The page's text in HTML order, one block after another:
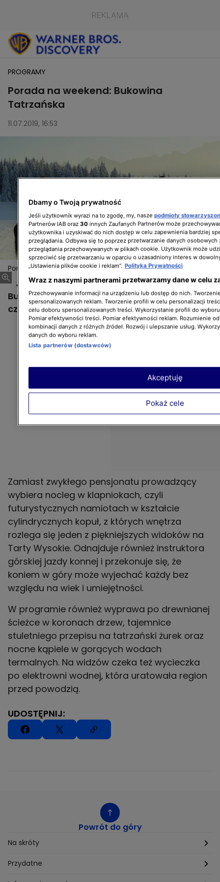
PROGRAMY
Porada na weekend: Bukowina
Tatrzańska
11.07.2019, 16:53
Porada na weekend, Jakub Porada w Bukowinie
Jakub Porada spędza weekend w
Bukownie Tatrzańskiej i pokazuje, jak krótki
czas zamienić na wielki wypoczynek.
Zamiast zwykłego pensjonatu prowadzący
wybiera nocleg w klapniokach, czyli
futurystycznych namiotach w kształcie
cylindrycznych kopuł, z których wnętrza
rozlega się jeden z piękniejszych widoków na
Tarty Wysokie. Odnajduje również instruktora
górskiej jazdy konnej i przekonuje się, że
koniem w góry może wyjechać każdy bez
względu na wiek i umiejętności.
W programie również wyprawa po drewnianej
ścieżce w koronach drzew, tajemnice
stuletniego przepisu na tatrzański żurek oraz
nocne kąpiele w gorących wodach
termalnych. Na widzów czeka też wycieczka
po elektrowni wodnej, która uratowała region
przed powodzią.
UDOSTĘPNIJ:
Powrót do góry
Na skróty
Etyka
Przydatne
Dbamy o Twoją prywatność
Jeśli użytkownik wyrazi na to zgodę, my, nasze podmioty
Partnerów IAB oraz 30 innych Zaufanych Partnerów może
użytkownika i uzyskiwać do nich dostęp w celu zapewnienia bardziej
przeglądania. Odbywa się to poprzez przetwarzanie danych osobowych
przeglądania przechowywanych w plikach cookie. Użytkownik może
sprzeciwić się przetwarzaniu w oparciu o uzasadniony interes w
„Ustawienia plików cookie i reklam”. Polityka Prywatności
Wraz z naszymi partnerami przetwarzamy dane w celu
Przechowywanie informacji na urządzeniu lub dostęp do nich.
spersonalizowanych reklam. Tworzenie profili w celu personalizacji
celu doboru spersonalizowanych treści. Wykorzystanie profili do
Pomiar efektywności treści. Pomiar efektywności reklam. Rozumienie
kombinacji danych z różnych źródeł. Rozwój i ulepszanie usług.
danych do wyboru reklam.
Lista partnerów (dostawców)
Pokaż cele
Akceptuję